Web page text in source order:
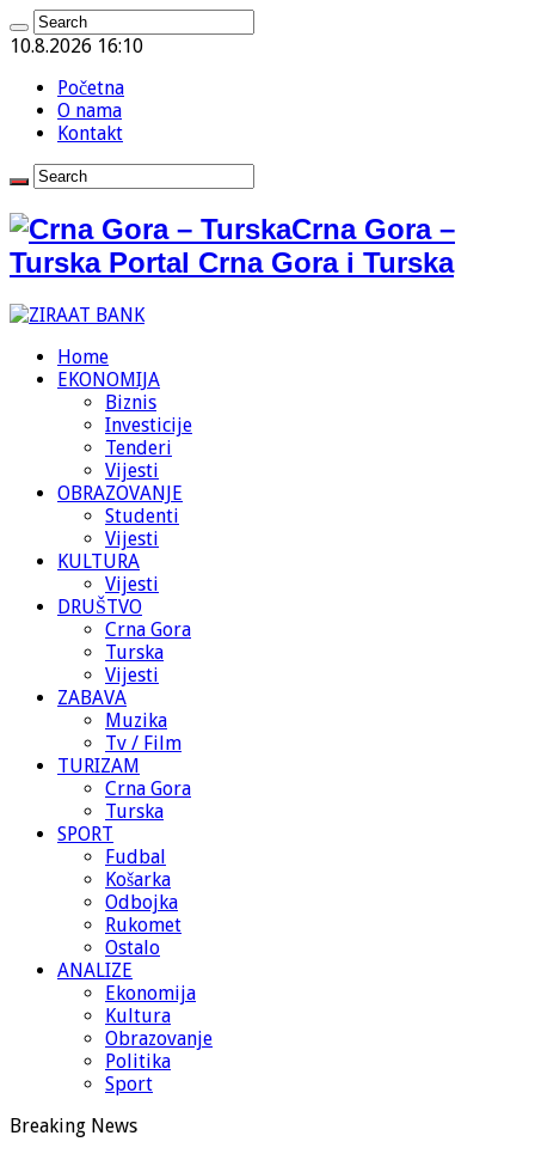
10.8.2026 16:10
Početna
O nama
Kontakt
Crna Gora –
Turska Portal Crna Gora i Turska
Home
EKONOMIJA
Biznis
Investicije
Tenderi
Vijesti
OBRAZOVANJE
Studenti
Vijesti
KULTURA
Vijesti
DRUŠTVO
Crna Gora
Turska
Vijesti
ZABAVA
Muzika
Tv / Film
TURIZAM
Crna Gora
Turska
SPORT
Fudbal
Košarka
Odbojka
Rukomet
Ostalo
ANALIZE
Ekonomija
Kultura
Obrazovanje
Politika
Sport
Breaking News